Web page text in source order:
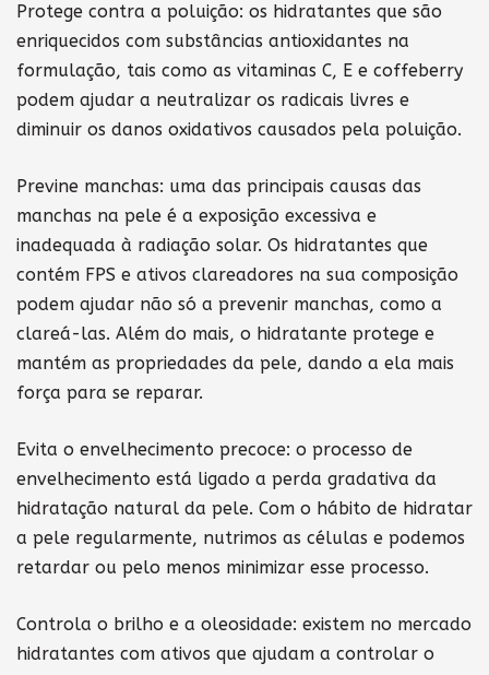
Protege contra a poluição: os hidratantes que são
enriquecidos com substâncias antioxidantes na
formulação, tais como as vitaminas C, E e coffeberry
podem ajudar a neutralizar os radicais livres e
diminuir os danos oxidativos causados pela poluição.
Previne manchas: uma das principais causas das
manchas na pele é a exposição excessiva e
inadequada à radiação solar. Os hidratantes que
contém FPS e ativos clareadores na sua composição
podem ajudar não só a prevenir manchas, como a
clareá-las. Além do mais, o hidratante protege e
mantém as propriedades da pele, dando a ela mais
força para se reparar.
Evita o envelhecimento precoce: o processo de
envelhecimento está ligado a perda gradativa da
hidratação natural da pele. Com o hábito de hidratar
a pele regularmente, nutrimos as células e podemos
retardar ou pelo menos minimizar esse processo.
Controla o brilho e a oleosidade: existem no mercado
hidratantes com ativos que ajudam a controlar o